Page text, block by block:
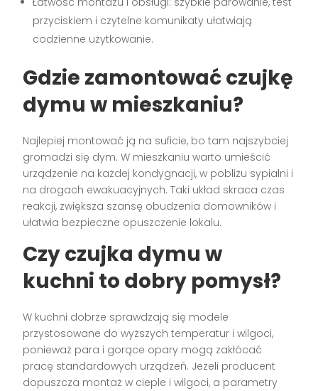
przyciskiem i czytelne komunikaty ułatwiają
codzienne użytkowanie.
Gdzie zamontowaćczujkę
dymu w mieszkaniu?
Najlepiej montować ją na suficie, bo tam najszybciej
gromadzi się dym. W mieszkaniu warto umieścić
urządzenie na każdej kondygnacji, w pobliżu sypialni i
na drogach ewakuacyjnych. Taki układ skraca czas
reakcji, zwiększa szansę obudzenia domowników i
ułatwia bezpieczne opuszczenie lokalu.
Czyczujka dymu w
kuchni to dobry pomysł?
W kuchni dobrze sprawdzają się modele
przystosowane do wyższych temperatur i wilgoci,
ponieważ para i gorące opary mogą zakłócać
pracę standardowych urządzeń. Jeżeli producent
dopuszcza montaż w cieple i wilgoci, a parametry